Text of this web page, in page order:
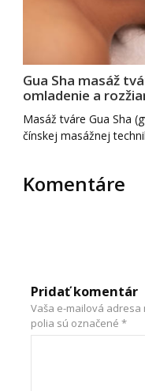
Gua Sha masáž
omladenie a
Masáž tváre Gua Sha
čínskej masážnej
Komentáre
Pridať komentár
Vaša e-mailová
polia sú označené*